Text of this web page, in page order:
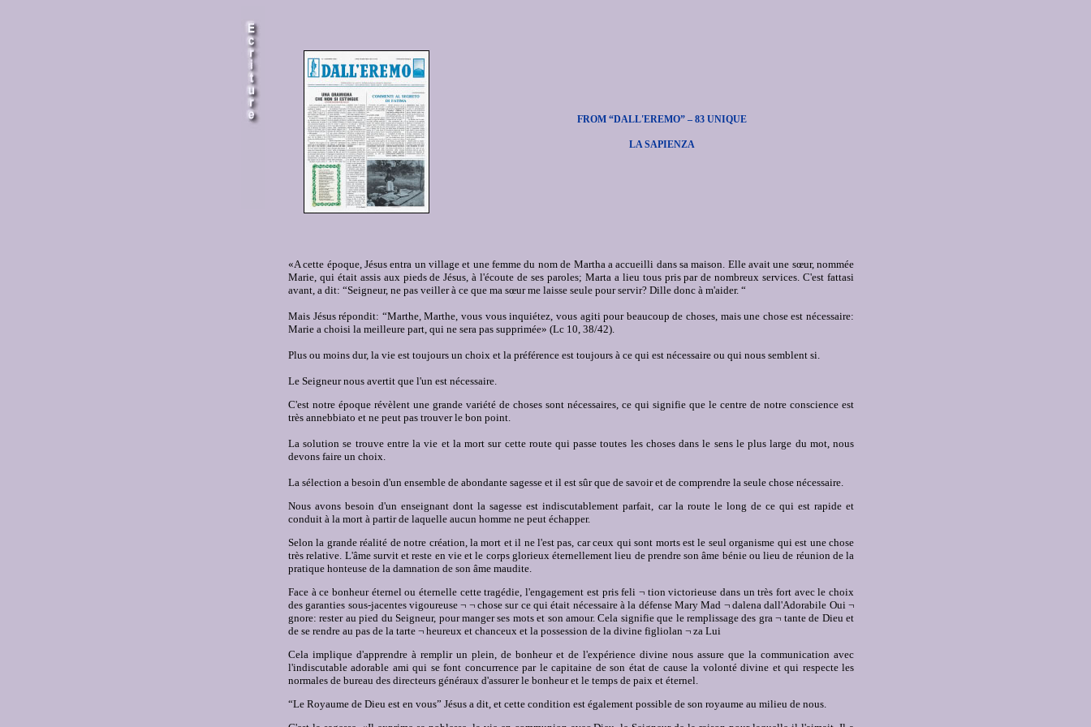
FROM “DALL'EREMO” – 83 UNIQUE
LA SAPIENZA
«A cette époque, Jésus entra un village et une femme du nom de Martha a accueilli dans sa maison. Elle avait une sœur, nommée
Marie, qui était assis aux pieds de Jésus, à l'écoute de ses paroles; Marta a lieu tous pris par de nombreux services.C'est fattasi
avant, a dit: “Seigneur, ne pas veiller à ce que ma sœur me laisse seule pour servir? Dille donc à m'aider. “
Mais Jésus répondit: “Marthe, Marthe, vous vous inquiétez, vous agiti pour beaucoup de choses, mais une chose est nécessaire:
Marie a choisi la meilleure part, qui ne sera pas supprimée» (Lc 10, 38/42).
Plus ou moins dur, la vie est toujours un choix et la préférence est toujours à ce qui est nécessaire ou qui nous semblent si.
Le Seigneur nous avertit que l'un est nécessaire.
C'est notre époque révèlent une grande variété de choses sont nécessaires, ce qui signifie que le centre de notre conscience est
très annebbiato et ne peut pas trouver le bon point.
La solution se trouve entre la vie et la mort sur cette route qui passe toutes les choses dans le sens le plus large du mot, nous
devons faire un choix.
La sélection a besoin d'un ensemble de abondante sagesse et il est sûr que de savoir et de comprendre la seule chose nécessaire.
Nous avons besoin d'un enseignant dont la sagesse est indiscutablement parfait, car la route le long de ce qui est rapide et
conduit à la mort à partir de laquelle aucun homme ne peut échapper.
Selon la grande réalité de notre création, la mort et il ne l'est pas, car ceux qui sont morts est le seul organisme qui est une chose
très relative. L'âme survit et reste en vie et le corps glorieux éternellement lieu de prendre son âme bénie ou lieu de réunion de la
pratique honteuse de la damnation de son âme maudite.
Face à ce bonheur éternel ou éternelle cette tragédie, l'engagement est pris feli ¬ tion victorieuse dans un très fort avec le choix
des garanties sous-jacentes vigoureuse ¬ ¬ chose sur ce qui était nécessaire à la défense Mary Mad ¬ dalena dall'Adorabile Oui ¬
gnore: rester au pied du Seigneur, pour manger ses mots et son amour. Cela signifie que le remplissage des gra ¬ tante de Dieu et
de se rendre au pas de la tarte ¬ heureux et chanceux et la possession de la divine figliolan ¬ za Lui
Cela implique d'apprendre à remplir un plein, de bonheur et de l'expérience divine nous assure que la communication avec
l'indiscutable adorable ami qui se font concurrence par le capitaine de son état de cause la volonté divine et qui respecte les
normales de bureau des directeurs généraux d'assurer le bonheur et le temps de paix et éternel.
“Le Royaume de Dieu est en vous” Jésus a dit, et cette condition est également possible de son royaume au milieu de nous.